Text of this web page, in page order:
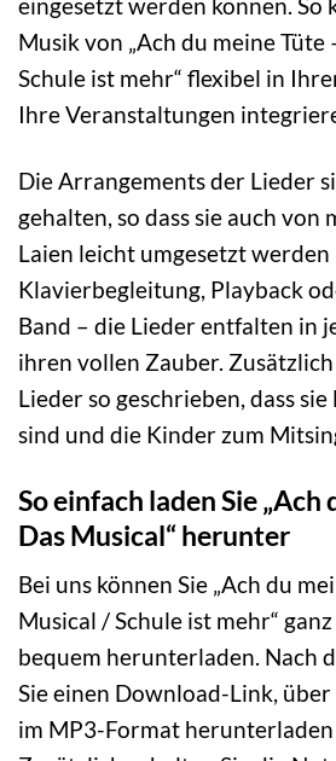
Musik von „Ach du meine Tüte
Schule ist mehr“ flexibel in
Ihre Veranstaltungen
Die Arrangements der Lieder
gehalten, so dass sie auch von
Laien leicht umgesetzt
Klavierbegleitung, Playback
Band – die Lieder entfalten in
ihren vollen Zauber.
Lieder so geschrieben, dass
sind und die Kinder zum
So einfach laden Sie „Ach
Das Musical“ herunter
Bei uns können Sie „Ach du
Musical / Schule ist mehr“
bequem herunterladen. Nach
Sie einen Download-Link,
im MP3-Format herunterladen